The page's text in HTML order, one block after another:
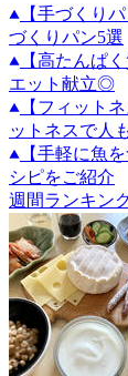
【手づくり
づくりパン5選
【高たんぱ
エット献立◎
【フィット
ットネスで人
【手軽に魚
シピをご紹介
週間ランキン